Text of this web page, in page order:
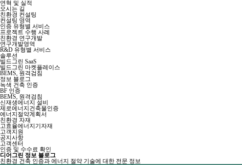
연혁 및 실적
오시는 길
친환경 컨설팅
컨설팅 영역
인증 유형별 서비스
프로젝트 수행 사례
친환경 연구개발
연구개발영역
R&D 유형별 서비스
솔루션
빌드그린 SaaS
빌드그린 마켓플레이스
BEMS, 원격검침
정보 블로그
녹색 건축 인증
BF 인증
BEMS, 원격검침
신재생에너지 설비
제로에너지건축물인증
에너지절약계획서
친환경 자재
고효율에너지기자재
고객지원
공지사항
고객센터
인증 및 수수료 확인
디어그린 정보 블로그
친환경 건축 인증과 에너지 절약 기술에 대한 전문 정보